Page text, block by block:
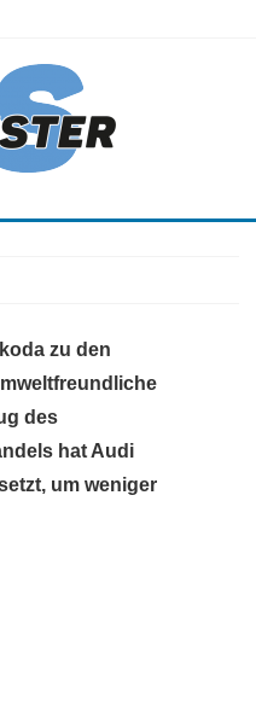
zu den
des
hat Audi
um weniger